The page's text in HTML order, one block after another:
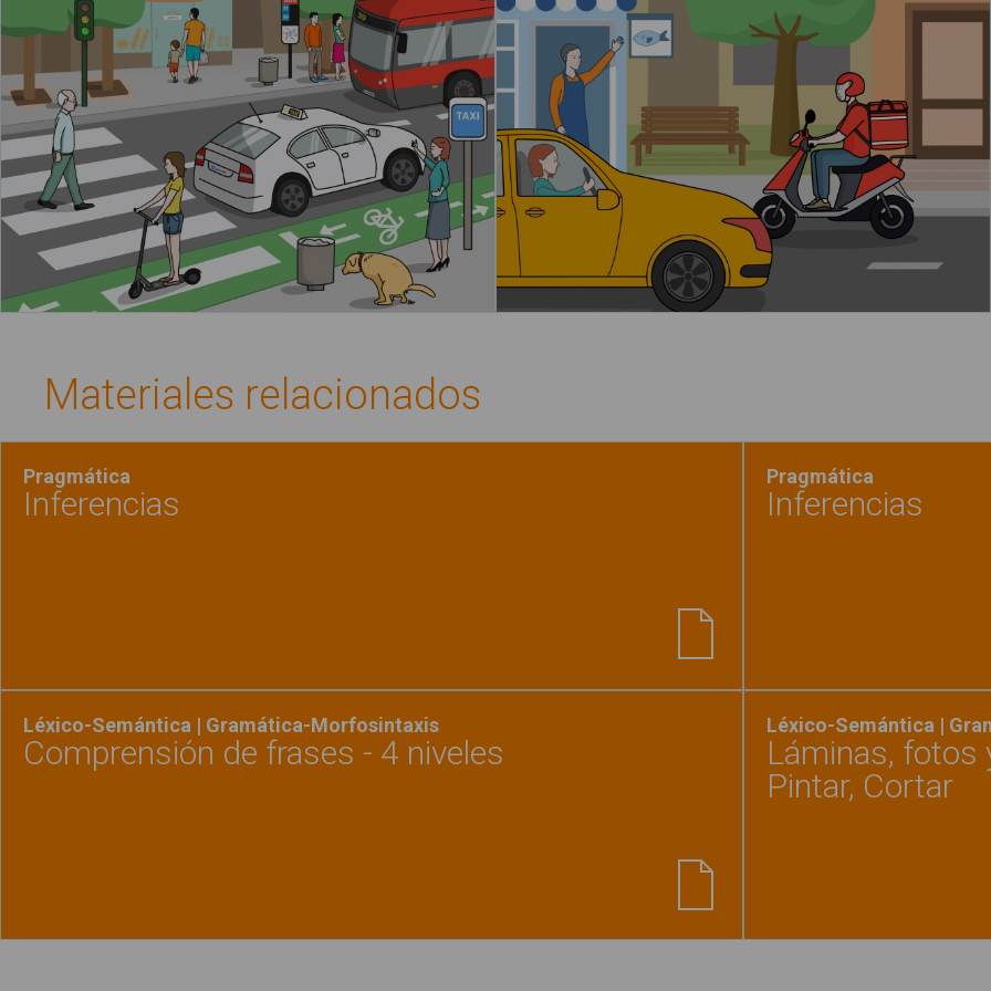
La calle y los medios de transporte El repartidor va en moto por la ciudad
Materiales relacionados
Pragmática
Inferencias
Pragmática
Inferencias
Léxico-Semántica | Gramática-Morfosintaxis
Comprensión de frases - 4 niveles
Léxico-Semántica |
Láminas, fotos
Pintar, Cortar